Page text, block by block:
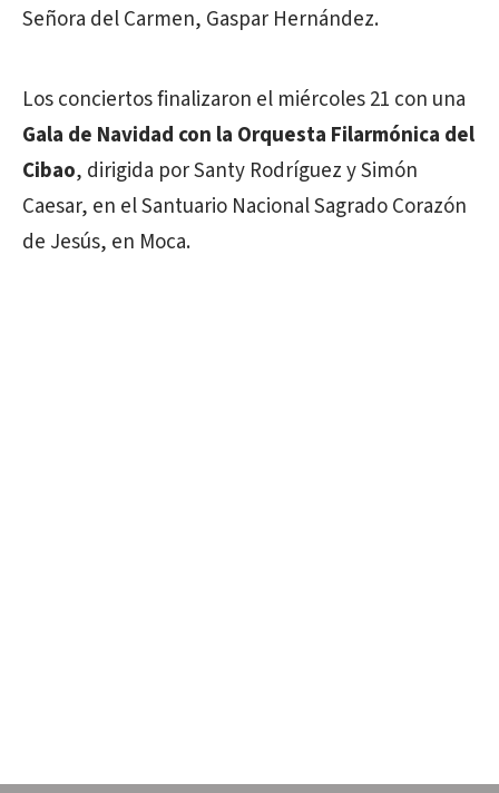
Señora del Carmen, Gaspar Hernández.
Los conciertos finalizaron el miércoles 21 con una
Gala de Navidad con la Orquesta Filarmónica del
Cibao, dirigida por Santy Rodríguez y Simón
Caesar, en el Santuario Nacional Sagrado Corazón
de Jesús, en Moca.